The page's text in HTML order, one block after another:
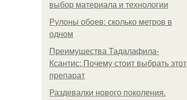
выбор материала и технологии
Рулоны обоев: сколько метров в
одном
Преимущества Тадалафила-
Ксантис: Почему стоит выбрать этот
препарат
Раздевалки нового поколения.